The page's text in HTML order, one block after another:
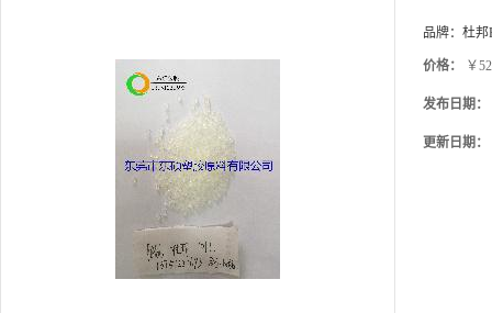
品牌： 杜邦
价格： ￥
发布日期：
更新日期：